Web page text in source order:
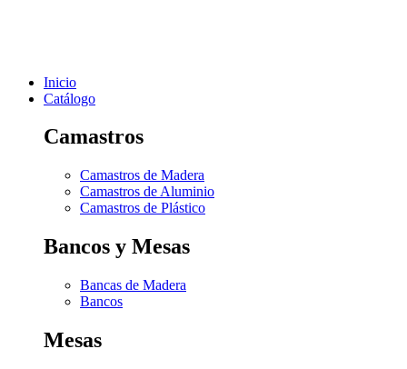
Inicio
Catálogo
Camastros
Camastros de Madera
Camastros de Aluminio
Camastros de Plástico
Bancos y Mesas
Bancas de Madera
Bancos
Mesas